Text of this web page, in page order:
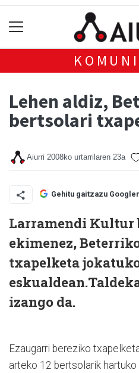
Lehen aldiz,
bertsolari
Aiurri 2008ko urtarrilaren 23a
Gehitu gaitzazu
Larramendi Kultur
ekimenez,
txapelketa
izango da.
Ezaugarri bereziko
arteko 12 bertsolarik